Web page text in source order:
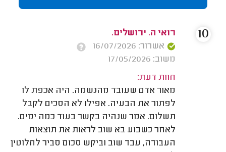
רואי ה. ירושלים.
אשרור: 16/07/2026
משוב: 17/05/2026
חוות דעת:
מאור אדם שעובד מהנשמה. היה אכפת לו
לפתור את הבעיה. אפילו לא הסכים לקבל
תשלום. אמר שנהיה בקשר בעוד כמה ימים.
לאחר כשבוע בא שוב לראות את תוצאות
העבודה, עבד שוב וביקש סכום סביר לחלוטין
10